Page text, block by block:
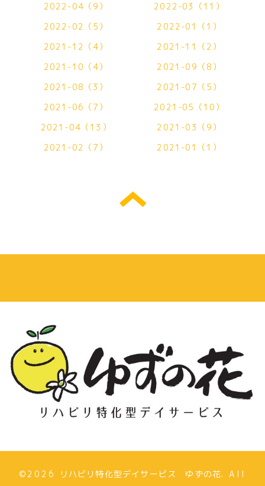
2022-04（9）
2022-03（11）
2022-02（5）
2022-01（1）
2021-12（4）
2021-11（2）
2021-10（4）
2021-09（8）
2021-08（3）
2021-07（5）
2021-06（7）
2021-05（10）
2021-04（13）
2021-03（9）
2021-02（7）
2021-01（1）
©2026 リハビリ特化型デイサービス ゆずの花. All